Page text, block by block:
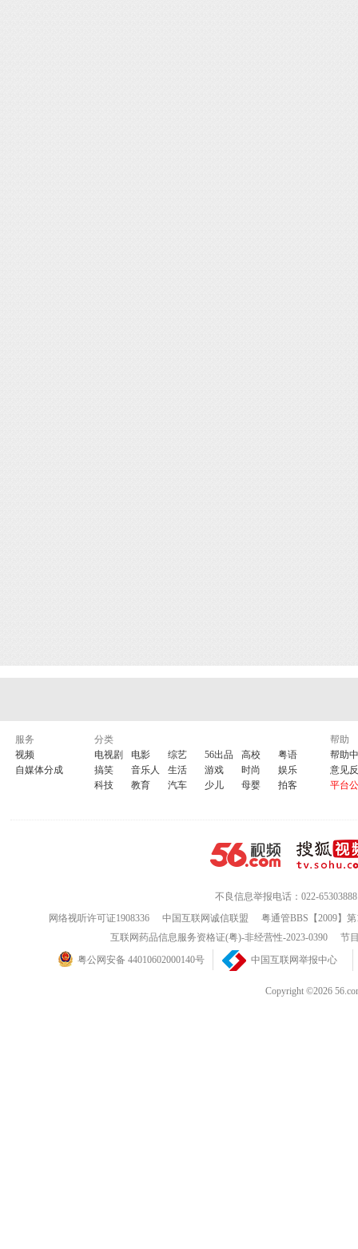
服务
视频
自媒体分成
分类
电视剧
电影 综艺 56出品 高校
粤语
搞笑
音乐人 生活 游戏 时尚
娱乐
科技
教育 汽车 少儿 母婴 拍客
帮助
帮助
意见
平台
不良信息举报电话：022-65303888
网络视听许可证1908336
中国互联网诚信联盟
粤通管BBS【2009】
互联网药品信息服务资格证(粤)-非经营性-2023-0390
节
粤公网安备 44010602000140号
中国互联网举报中心
Copyright ©2026